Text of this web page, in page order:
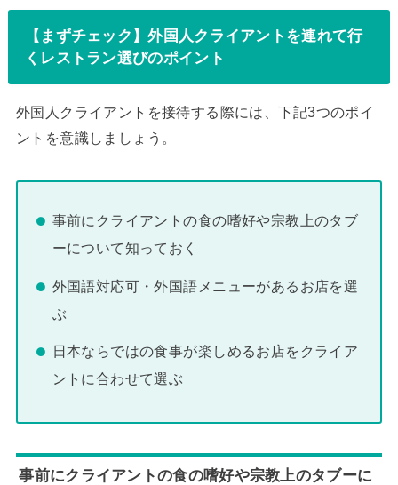
【まずチェック】外国人クライアントを連れて行
くレストラン選びのポイント
外国人クライアントを接待する際には、下記3つのポイ
ントを意識しましょう。
事前にクライアントの食の嗜好や宗教上のタブ
ーについて知っておく
外国語対応可・外国語メニューがあるお店を選
ぶ
日本ならではの食事が楽しめるお店をクライア
ントに合わせて選ぶ
事前にクライアントの食の嗜好や宗教上のタブーに